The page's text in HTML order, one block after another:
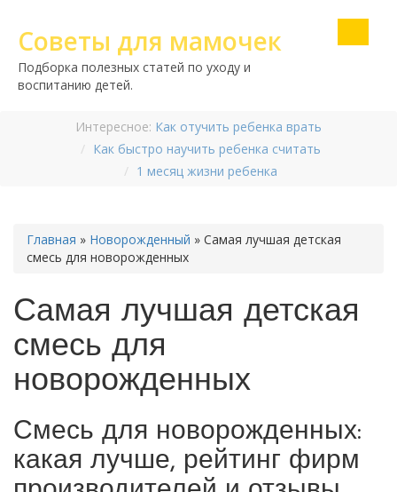
Советы для мамочек
Подборка полезных статей по уходу и
воспитанию детей.
Интересное: Как отучить ребенка врать
Как быстро научить ребенка считать
1 месяц жизни ребенка
Главная » Новорожденный » Самая лучшая детская
смесь для новорожденных
Самая лучшая детская
смесь для
новорожденных
Смесь для новорожденных:
какая лучше, рейтинг фирм